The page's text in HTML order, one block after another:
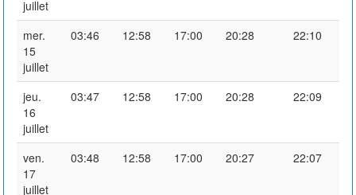
juillet
mer.
15
juillet
03:46 12:58 17:00 20:28 22:10
jeu.
16
juillet
03:47 12:58 17:00 20:28 22:09
ven.
17
juillet
03:48 12:58 17:00 20:27 22:07